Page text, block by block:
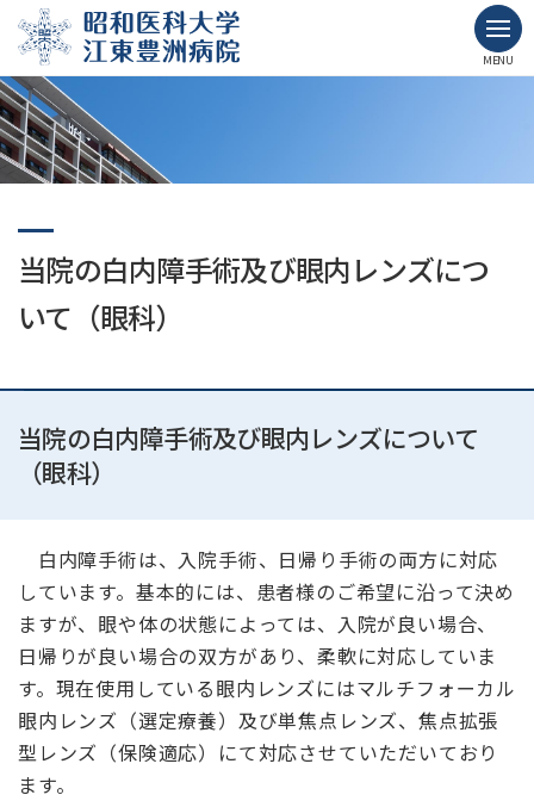
MENU
当院の白内障手術及び眼内レンズにつ
いて（眼科）
当院の白内障手術及び眼内レンズについて
（眼科）
白内障手術は、入院手術、日帰り手術の両方に対応
しています。基本的には、患者様のご希望に沿って決め
ますが、眼や体の状態によっては、入院が良い場合、
日帰りが良い場合の双方があり、柔軟に対応していま
す。現在使用している眼内レンズにはマルチフォーカル
眼内レンズ（選定療養）及び単焦点レンズ、焦点拡張
型レンズ（保険適応）にて対応させていただいており
ます。